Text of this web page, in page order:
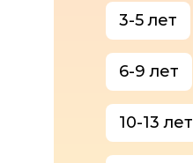
3-5 лет
6-9 лет
10-13 лет